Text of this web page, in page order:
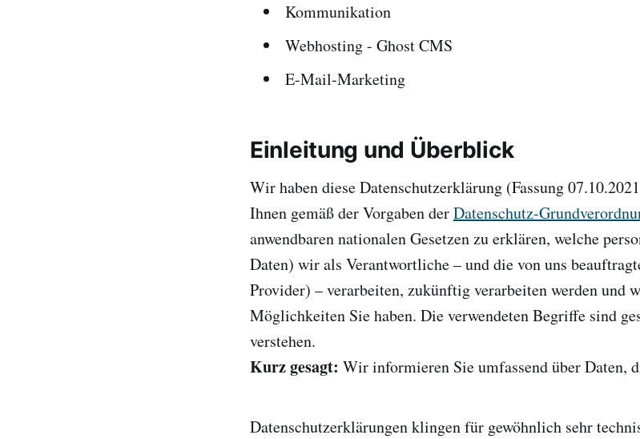
Kommunikation
Webhosting - Ghost CMS
E-Mail-Marketing
Einleitung und Überblick
Wir haben diese Datenschutzerklärung (Fassung
Ihnen gemäß der Vorgaben derDatenschutz-
anwendbaren nationalen Gesetzen zu erklären, welche
Daten) wir als Verantwortliche – und die von uns
Provider) – verarbeiten, zukünftig verarbeiten werden und
Möglichkeiten Sie haben. Die verwendeten Begriffe sind
verstehen.
Kurz gesagt: Wir informieren Sie umfassend über Daten,
Datenschutzerklärungen klingen für gewöhnlich sehr